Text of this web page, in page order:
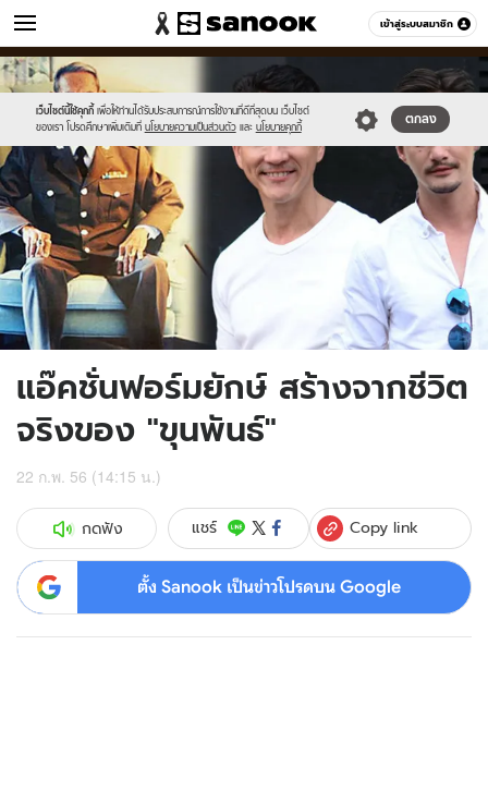
เข้าสู่ระบบสมาชิก
หนัง-ละคร หมวดอื่นๆ
เว็บไซต์นี้ใช้คุกกี้ เพื่อให้ท่านได้รับประสบการณ์การใช้งานที่ดีที่สุดบน เว็บไซต์
ของเรา โปรดศึกษาเพิ่มเติมที่ นโยบายความเป็นส่วนตัว และ นโยบายคุกกี้
ตกลง
Sanook
//s.isanook.com/sr/0/images/logo-
new-
sanook.png
600
60
//s.isanook.com/mv/0/ud/6/33910/koon-
ss.jpg
แอ๊คชั่นฟอร์มยักษ์ สร้างจากชีวิต
จริงของ "ขุนพันธ์"
22 ก.พ. 56 (14:15 น.)
กดฟัง แชร์ Copy link
ตั้ง Sanook เป็นข่าวโปรดบน Google